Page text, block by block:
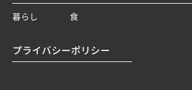
暮らし 食
プライバシーポリシー